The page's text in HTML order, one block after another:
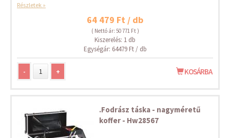
Részletek »
64 479 Ft / db
( Nettó ár: 50 771 Ft )
Kiszerelés: 1 db
Egységár: 64479 Ft / db
- + KOSÁRBA
.Fodrász táska - nagyméretű
koffer - Hw28567